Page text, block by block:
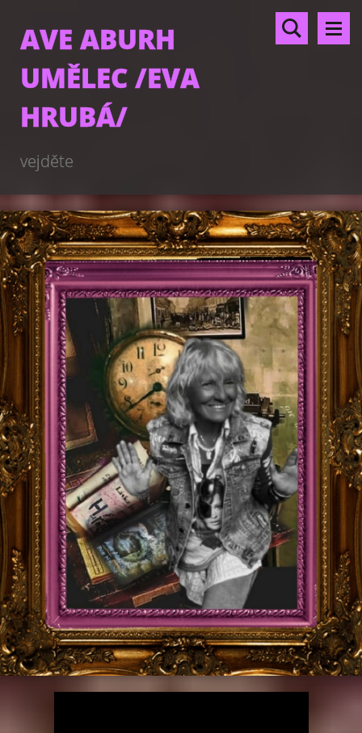
AVE ABURH
UMĚLEC /EVA
HRUBÁ/
vejděte